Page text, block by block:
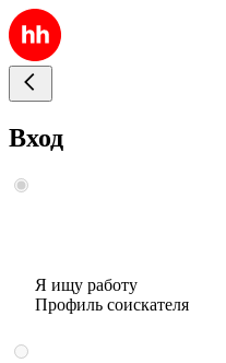
Вход
Я ищу работу
Профиль соискателя